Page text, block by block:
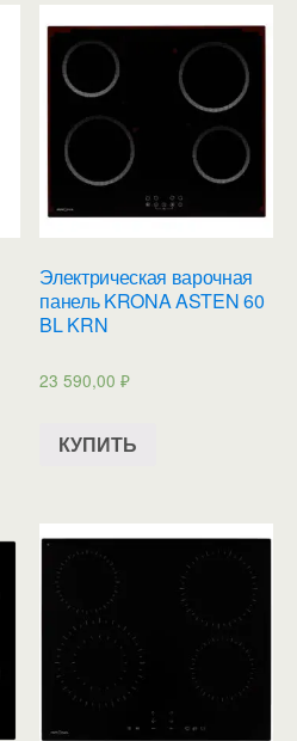
Электрическая варочная
панель KRONA ASTEN 60
BL KRN
23 590,00₽
КУПИТЬ